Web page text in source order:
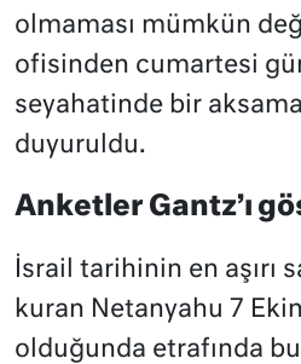
olmaması mümkün
ofisinden cumartesi
seyahatinde bir
duyuruldu.
Anketler Gantz’ı
İsrail tarihinin en aşırı
kuran Netanyahu 7
olduğunda etrafında